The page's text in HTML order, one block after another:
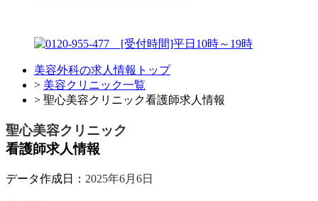
美容外科の求人情報トップ
> 美容クリニック一覧
> 聖心美容クリニック看護師求人情報
聖心美容クリニック
看護師求人情報
データ作成日： 2025年6月6日